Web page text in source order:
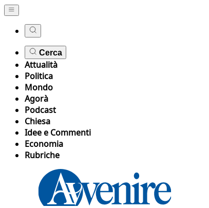
Cerca
Attualità
Politica
Mondo
Agorà
Podcast
Chiesa
Idee e Commenti
Economia
Rubriche